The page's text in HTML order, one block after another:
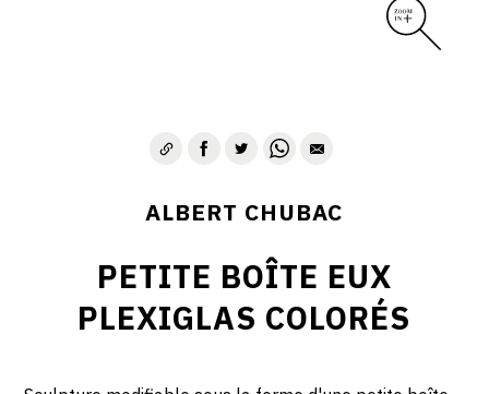
ALBERT CHUBAC
PETITE BOÎTE EUX
PLEXIGLAS COLORÉS